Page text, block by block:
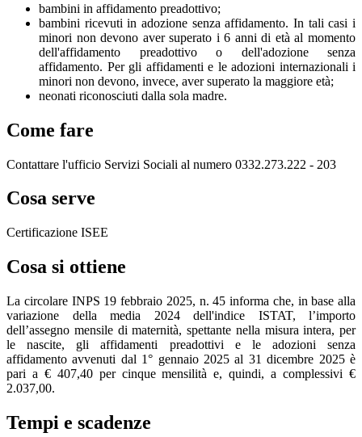
bambini in affidamento preadottivo;
bambini ricevuti in adozione senza affidamento. In tali casi i
minori non devono aver superato i 6 anni di età al momento
dell'affidamento preadottivo o dell'adozione senza
affidamento. Per gli affidamenti e le adozioni internazionali i
minori non devono, invece, aver superato la maggiore età;
neonati riconosciuti dalla sola madre.
Come fare
Contattare l'ufficio Servizi Sociali al numero 0332.273.222 - 203
Cosa serve
Certificazione ISEE
Cosa si ottiene
La circolare INPS 19 febbraio 2025, n. 45 informa che, in base alla
variazione della media 2024 dell'indice ISTAT, l’importo
dell’assegno mensile di maternità, spettante nella misura intera, per
le nascite, gli affidamenti preadottivi e le adozioni senza
affidamento avvenuti dal 1° gennaio 2025 al 31 dicembre 2025 è
pari a € 407,40 per cinque mensilità e, quindi, a complessivi €
2.037,00.
Tempi e scadenze